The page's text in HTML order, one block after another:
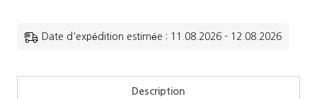
HorseDate d'expédition estimée : 11.08.2026 - 12.08.2026
Description